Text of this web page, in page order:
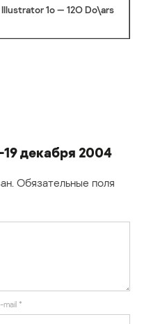
1o — 12O Do\ars
декабря 2004
Обязательные поля
mail *